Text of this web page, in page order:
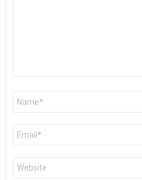
Nom
E-
mail
*
Site
web